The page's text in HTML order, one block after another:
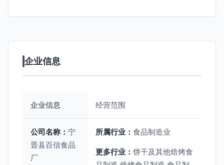
企业信息
企业信息 经营范围
公司名称： 宁
晋县百信食品
厂
所属行业： 食品制造业
更多行业： 饼干及其他焙烤食